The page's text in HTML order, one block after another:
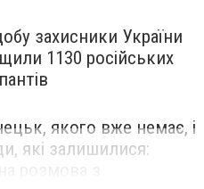
захисники України
1130 російських
якого вже немає, і
які залишилися: